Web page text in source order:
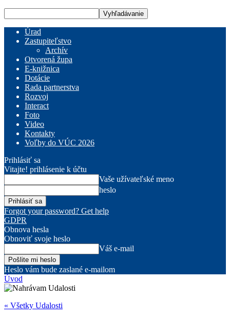
Úrad
Zastupiteľstvo
Archív
Otvorená župa
E-knižnica
Dotácie
Rada partnerstva
Rozvoj
Interact
Foto
Video
Kontakty
Voľby do VÚC 2026
Prihlásiť sa
Vitajte! prihlásenie k účtu
Vaše užívateľské meno
heslo
Forgot your password? Get help
GDPR
Obnova hesla
Obnoviť svoje heslo
Váš e-mail
Heslo vám bude zaslané e-mailom
Úvod
« Všetky Udalosti